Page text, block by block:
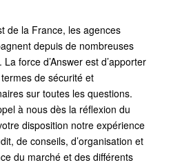
de la France, les agences
depuis de nombreuses
force d’Answer est d’apporter
de sécurité et
sur toutes les questions.
à nous dès la réflexion du
disposition notre expérience
de conseils, d’organisation et
du marché et des différents